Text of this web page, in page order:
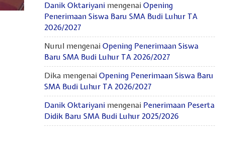
Danik Oktariyani mengenai Opening
Penerimaan Siswa Baru SMA Budi Luhur TA
2026/2027
Nurul mengenai Opening Penerimaan Siswa
Baru SMA Budi Luhur TA 2026/2027
Dika mengenai Opening Penerimaan Siswa Baru
SMA Budi Luhur TA 2026/2027
Danik Oktariyani mengenai Penerimaan Peserta
Didik Baru SMA Budi Luhur 2025/2026